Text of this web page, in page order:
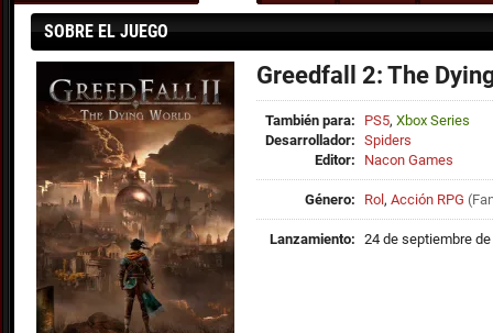
SOBRE EL JUEGO
Greedfall 2: The
También para: PS5, Xbox Series
Desarrollador: Spiders
Editor:
Nacon Games
Género: Rol , Acción RPG (
Lanzamiento: 24 de septiembre